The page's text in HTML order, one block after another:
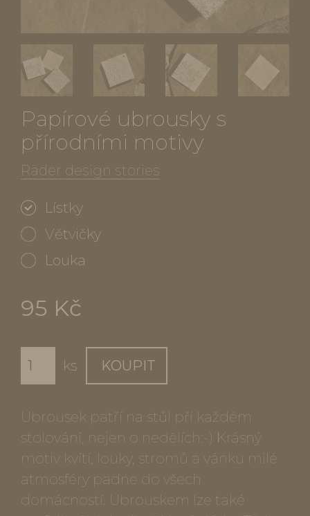
Papírové ubrousky s
přírodními motivy
Räder design stories
Lístky
Větvičky
Louka
95 Kč
ks KOUPIT
Ubrousek patří na stůl při každém
stolování, nejen o nedělích:-) Krásný
motiv kvítí, louky, stromů a vánku milé
atmosféry padne do všech
domácností. Ubrouskem lze také